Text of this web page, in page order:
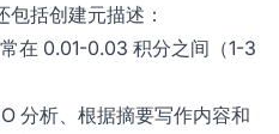
括创建元描述：
在 0.01-0.03 积分之间（1-3
分析、根据摘要写作内容和